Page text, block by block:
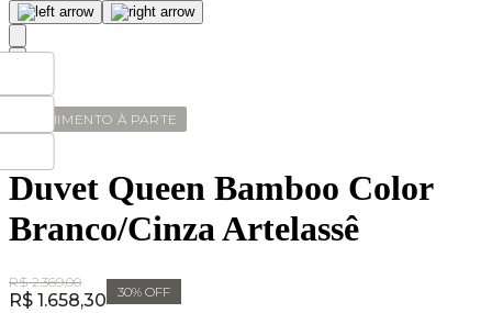
ENCHIMENTO À PARTE
Duvet Queen Bamboo Color
Branco/Cinza Artelassê
Original Price:
R$ 2.369,00
Price:
R$ 1.658,30 30% OFF